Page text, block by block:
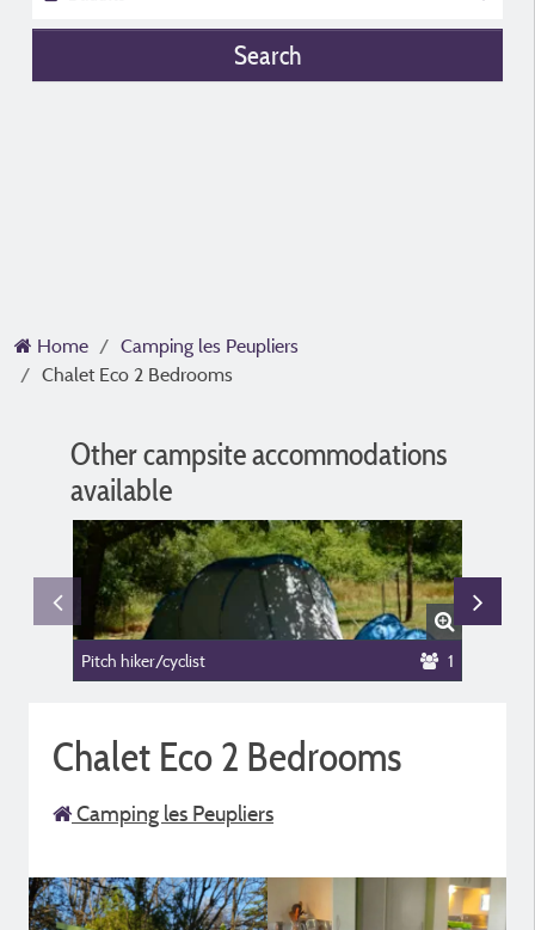
Search
Home
Camping les Peupliers
Chalet Eco 2 Bedrooms
Other campsite accommodations
available
Pitch hiker/cyclist 1
Chalet Eco 2 Bedrooms
Camping les Peupliers